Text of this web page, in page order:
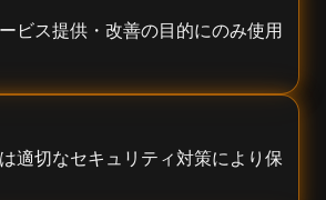
ビス提供・改善の目的にのみ使用
適切なセキュリティ対策により保